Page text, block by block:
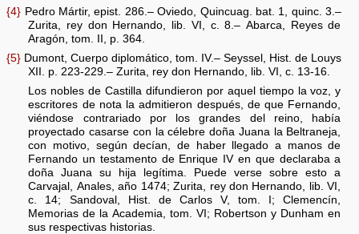
{4} Pedro Mártir, epist. 286.– Oviedo, Quincuag. bat. 1, quinc. 3.–
Zurita, rey don Hernando, lib. VI, c. 8.– Abarca, Reyes de
Aragón, tom. II, p. 364.
{5} Dumont, Cuerpo diplomático, tom. IV.– Seyssel, Hist. de Louys
XII. p. 223-229.– Zurita, rey don Hernando, lib. VI, c. 13-16.
Los nobles de Castilla difundieron por aquel tiempo la voz, y
escritores de nota la admitieron después, de que Fernando,
viéndose contrariado por los grandes del reino, había
proyectado casarse con la célebre doña Juana la Beltraneja,
con motivo, según decían, de haber llegado a manos de
Fernando un testamento de Enrique IV en que declaraba a
doña Juana su hija legítima. Puede verse sobre esto a
Carvajal, Anales, año 1474; Zurita, rey don Hernando, lib. VI,
c. 14; Sandoval, Hist. de Carlos V, tom. I; Clemencín,
Memorias de la Academia, tom. VI; Robertson y Dunham en
sus respectivas historias.